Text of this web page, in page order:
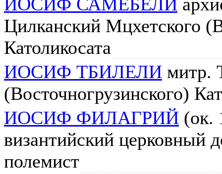
Цилканский Мцхетского
Католикосата
ИОСИФ ТБИЛЕЛИ митр.
(Восточногрузинского)
ИОСИФ ФИЛАГРИЙ (ок.
византийский церковный
полемист